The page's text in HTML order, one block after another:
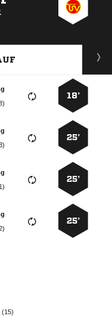
18’
25’
25’
25’